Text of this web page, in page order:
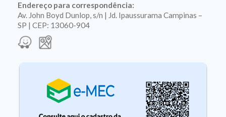
Endereço para correspondência:
Av. John Boyd Dunlop, s/n | Jd. Ipaussurama Campinas –
SP | CEP: 13060-904